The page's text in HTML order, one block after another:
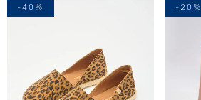
-20%
-40%